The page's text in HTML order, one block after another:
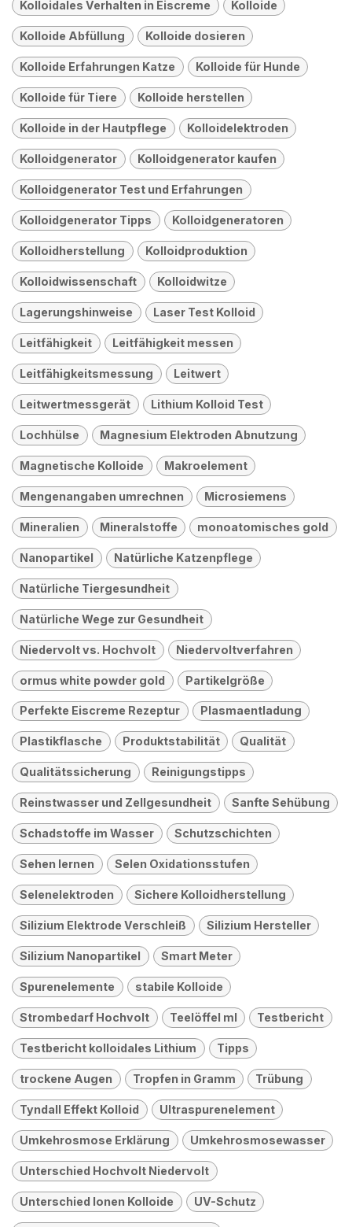
Kolloidales Verhalten in Eiscreme Kolloide
Kolloide Abfüllung Kolloide dosieren
Kolloide Erfahrungen Katze Kolloide für Hunde
Kolloide für Tiere Kolloide herstellen
Kolloide in der Hautpflege Kolloidelektroden
Kolloidgenerator Kolloidgenerator kaufen
Kolloidgenerator Test und Erfahrungen
Kolloidgenerator Tipps Kolloidgeneratoren
Kolloidherstellung Kolloidproduktion
Kolloidwissenschaft Kolloidwitze
Lagerungshinweise Laser Test Kolloid
Leitfähigkeit Leitfähigkeit messen
Leitfähigkeitsmessung Leitwert
Leitwertmessgerät Lithium Kolloid Test
Lochhülse Magnesium Elektroden Abnutzung
Magnetische Kolloide Makroelement
Mengenangaben umrechnen Microsiemens
Mineralien Mineralstoffe monoatomisches gold
Nanopartikel Natürliche Katzenpflege
Natürliche Tiergesundheit
Natürliche Wege zur Gesundheit
Niedervolt vs. Hochvolt Niedervoltverfahren
ormus white powder gold Partikelgröße
Perfekte Eiscreme Rezeptur Plasmaentladung
Plastikflasche Produktstabilität Qualität
Qualitätssicherung Reinigungstipps
Reinstwasser und Zellgesundheit Sanfte Sehübung
Schadstoffe im Wasser Schutzschichten
Sehen lernen Selen Oxidationsstufen
Selenelektroden Sichere Kolloidherstellung
Silizium Elektrode Verschleiß Silizium Hersteller
Silizium Nanopartikel Smart Meter
Spurenelemente stabile Kolloide
Strombedarf Hochvolt Teelöffel ml Testbericht
Testbericht kolloidales Lithium Tipps
trockene Augen Tropfen in Gramm Trübung
Tyndall Effekt Kolloid Ultraspurenelement
Umkehrosmose Erklärung Umkehrosmosewasser
Unterschied Hochvolt Niedervolt
Unterschied Ionen Kolloide UV-Schutz